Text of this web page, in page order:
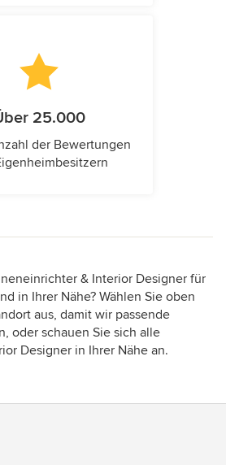
25.000
der Bewertungen
& Interior Designer für
in Ihrer Nähe? Wählen Sie oben
aus, damit wir passende
oder schauen Sie sich alle
Designer in Ihrer Nähe an.